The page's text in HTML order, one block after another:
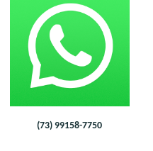
(73) 99158-7750